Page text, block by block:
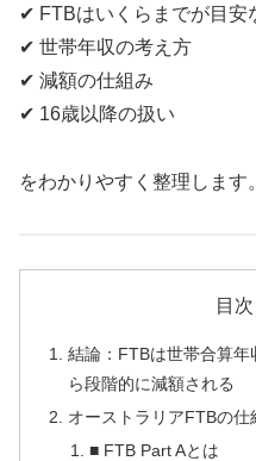
✔ FTBはいくらまでが目安
✔ 世帯年収の考え方
✔ 減額の仕組み
✔ 16歳以降の扱い
をわかりやすく整理します。
目次
結論：FTBは世帯合算
ら段階的に減額される
オーストラリアFTBの仕
■ FTB Part Aとは